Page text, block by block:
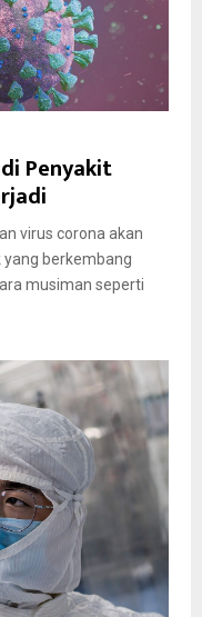
Penyakit
virus corona akan
berkembang
musiman seperti